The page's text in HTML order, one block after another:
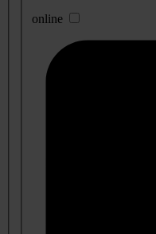
online